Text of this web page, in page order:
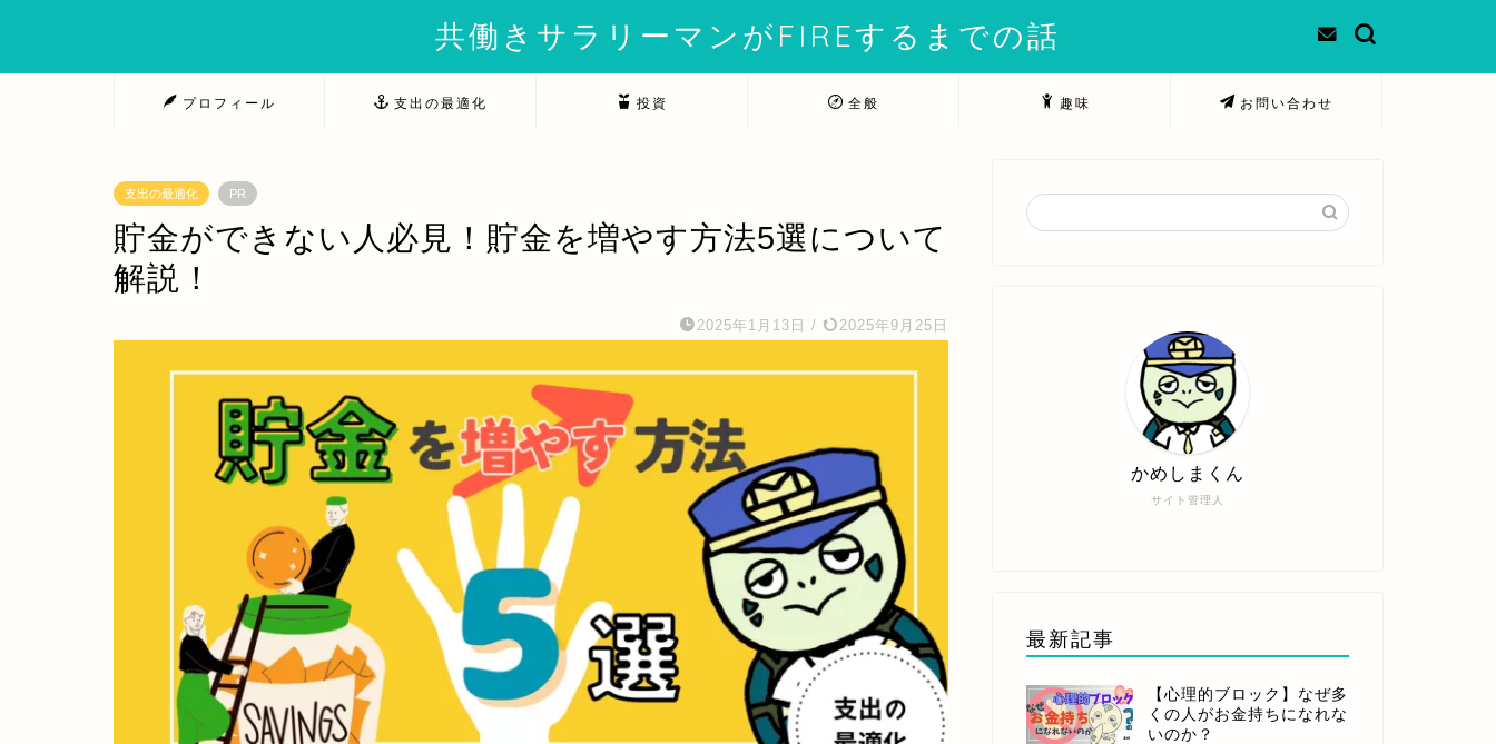
共働きサラリーマンがFIREするまでの話
プロフィール 支出の最適化 投資 全般 趣味 お問い合わせ
支出の最適化 PR
貯金ができない人必見！貯金を増やす方法5選について
解説！
2025年1月13日 / 2025年9月25日
サイト管理人
かめしまくん
最新記事
【心理的ブロック】なぜ多
くの人がお金持ちになれな
いのか？